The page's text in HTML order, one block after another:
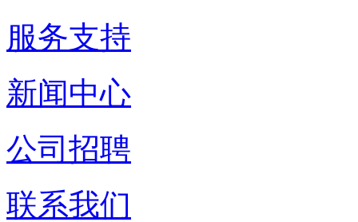
服务支持
新闻中心
公司招聘
联系我们